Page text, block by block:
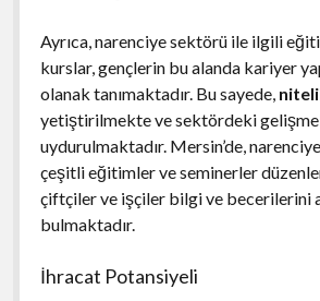
Ayrıca, narenciye sektörü ile ilgili
kurslar, gençlerin bu alanda kariyer
olanak tanımaktadır. Bu sayede,
yetiştirilmekte ve sektördeki
uydurulmaktadır. Mersin’de,
çeşitli eğitimler ve seminerler
çiftçiler ve işçiler bilgi ve becerilerini
bulmaktadır.
İhracat Potansiyeli